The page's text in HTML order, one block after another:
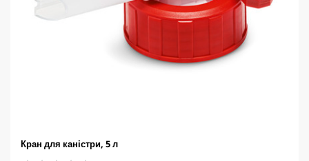
Кран для каністри, 5 л